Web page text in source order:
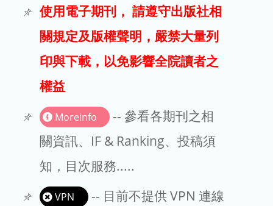
電子期刊
試用
文章處理費
EndNote
使用電子期刊， 請遵守出版社相
關規定及版權聲明，嚴禁大量列
印與下載，以免影響全院讀者之
權益
Moreinfo
-- 參看各期刊之相
關資訊、IF & Ranking、投稿須
知，目次服務.....
VPN
-- 目前不提供 VPN 連線